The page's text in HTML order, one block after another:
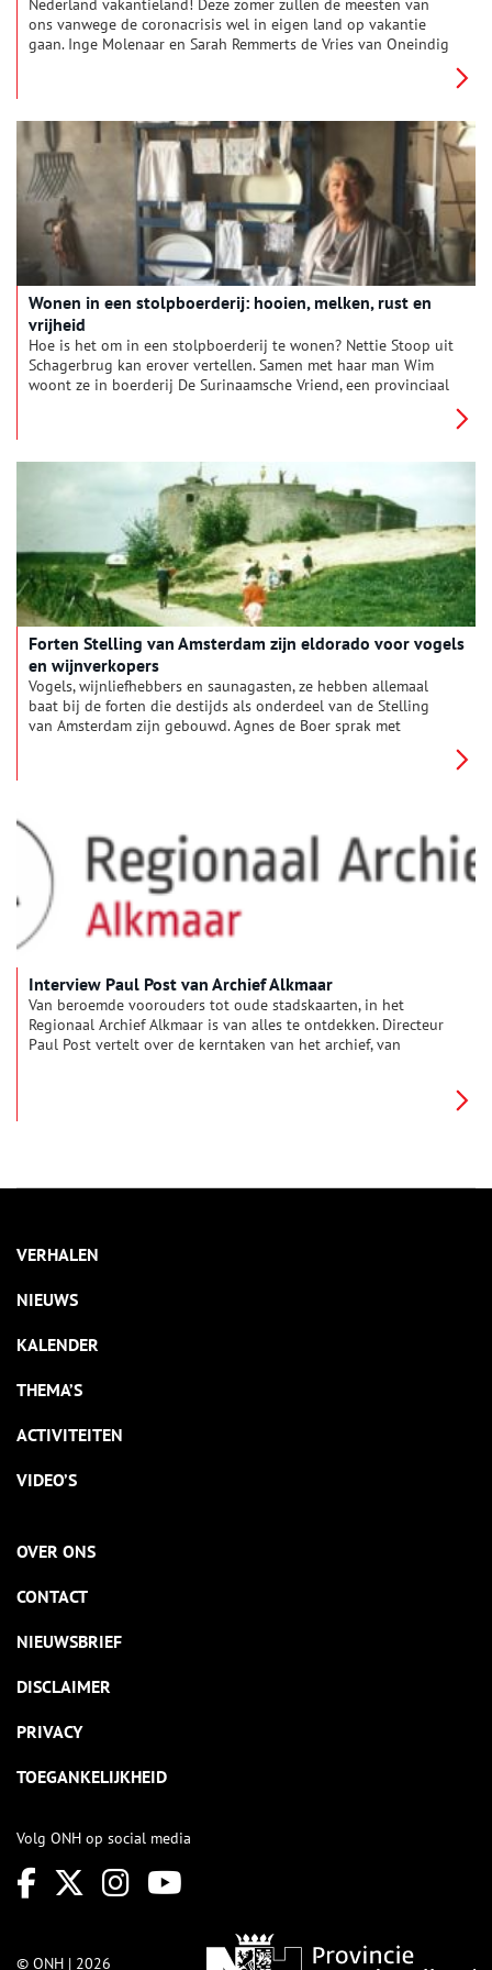
Nederland vakantieland! Deze zomer zullen de meesten van
ons vanwege de coronacrisis wel in eigen land op vakantie
gaan. Inge Molenaar en Sarah Remmerts de Vries van Oneindig
Wonen in een stolpboerderij: hooien, melken, rust en
vrijheid
Hoe is het om in een stolpboerderij te wonen? Nettie Stoop uit
Schagerbrug kan erover vertellen. Samen met haar man Wim
woont ze in boerderij De Surinaamsche Vriend, een provinciaal
Forten Stelling van Amsterdam zijn eldorado voor vogels
en wijnverkopers
Vogels, wijnliefhebbers en saunagasten, ze hebben allemaal
baat bij de forten die destijds als onderdeel van de Stelling
van Amsterdam zijn gebouwd. Agnes de Boer sprak met
Interview Paul Post van Archief Alkmaar
Van beroemde voorouders tot oude stadskaarten, in het
Regionaal Archief Alkmaar is van alles te ontdekken. Directeur
Paul Post vertelt over de kerntaken van het archief, van
VERHALEN
NIEUWS
KALENDER
THEMA’S
ACTIVITEITEN
VIDEO’S
OVER ONS
CONTACT
NIEUWSBRIEF
DISCLAIMER
PRIVACY
TOEGANKELIJKHEID
Volg ONH op social media
© ONH | 2026